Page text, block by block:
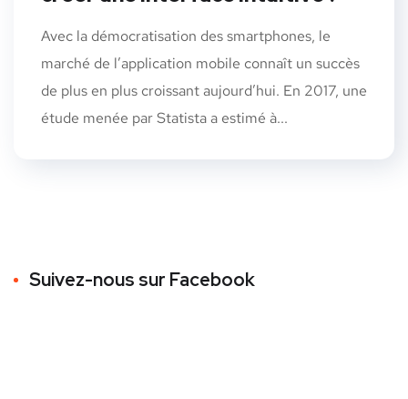
Avec la démocratisation des smartphones, le
marché de l’application mobile connaît un succès
de plus en plus croissant aujourd’hui. En 2017, une
étude menée par Statista a estimé à...
Suivez-nous sur Facebook